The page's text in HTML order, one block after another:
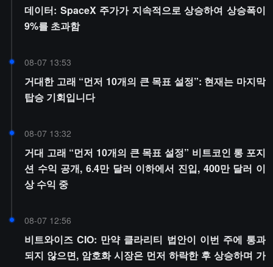
데이터: SpaceX 주가가 지속적으로 상승하여 상승폭이
9%를 초과함
08-07 13:53
거대한 고래 “먼저 10개의 큰 목표 설정”: 현재는 마지막
탑승 기회입니다
08-07 13:32
거대 고래 “먼저 10개의 큰 목표 설정” 비트코인 롱 포지
션 수익 공개, 6.4만 달러 이하에서 진입, 400만 달러 이
상 수익 중
08-07 12:56
비트와이즈 CIO: 만약 클라리티 법안이 이번 주에 통과
되지 않으면, 암호화 시장은 먼저 하락한 후 상승하며 가